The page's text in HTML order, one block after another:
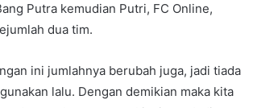
Putra kemudian Putri, FC Online,
dua tim.
ini jumlahnya berubah juga, jadi tiada
lalu. Dengan demikian maka kita